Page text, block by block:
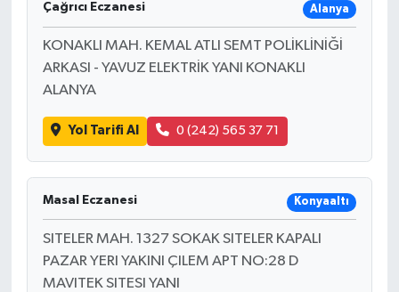
Çağrıcı Eczanesi Alanya
KONAKLI MAH. KEMAL ATLI SEMT POLİKLİNİĞİ
ARKASI - YAVUZ ELEKTRİK YANI KONAKLI
ALANYA
Yol Tarifi Al 0 (242) 565 37 71
Masal Eczanesi Konyaaltı
SITELER MAH. 1327 SOKAK SITELER KAPALI
PAZAR YERI YAKINI ÇILEM APT NO:28 D
MAVITEK SITESI YANI